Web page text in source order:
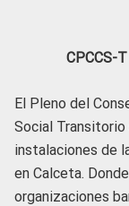
CPCCS-
El Pleno del
Social
instalaciones de
en Calceta.
organizaciones